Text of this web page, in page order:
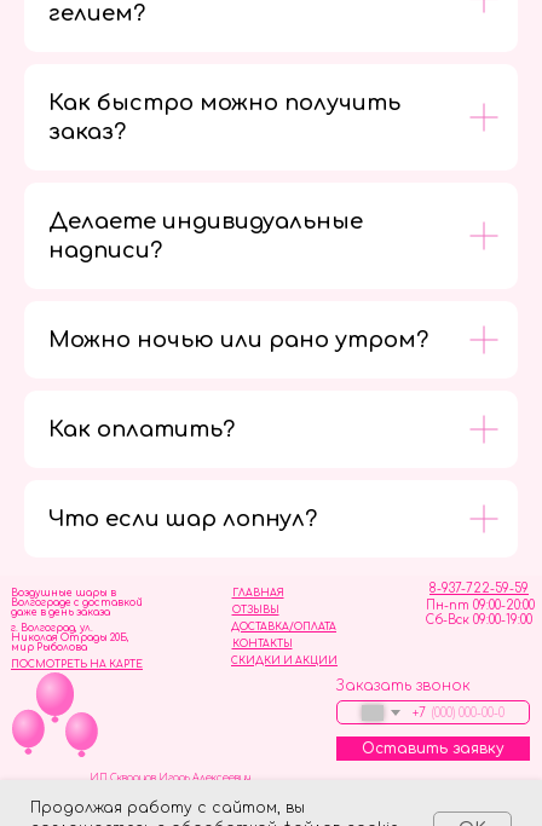
Продолжая работу с сайтом, вы
гелием?
Как быстро можно получить
заказ?
Делаете индивидуальные
надписи?
Можно ночью или рано утром?
Как оплатить?
Что если шар лопнул?
ОТЗЫВЫ
ГЛАВНАЯ
ДОСТАВКА/ОПЛАТА
СКИДКИ И АКЦИИ
КОНТАКТЫ
8-937-722-59-59
Пн-пт 09:00-20:00
Сб-Вск 09:00-19:00
Воздушные шары в
Волгограде с доставкой
даже в день заказа
Заказать звонок
+7
Оставить заявку
г. Волгоград, ул.
Николая Отрады 20Б,
мир Рыболова
ПОСМОТРЕТЬ НА КАРТЕ
ИП Скворцов Игорь Алексеевич